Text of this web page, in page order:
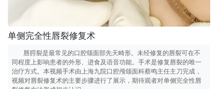
单侧完全性唇裂修复术
唇腭裂是最常见的口腔颌面部先天畸形。未经修复的唇裂可在不
同程度上影响患者的外形、进食及语音功能。手术是修复唇裂的唯一
治疗方式。本视频手术由上海九院口腔颅颌面科蔡鸣主任主刀完成，
视频对唇裂修复术的主要步骤进行了展示，期待观者对单侧完全性唇